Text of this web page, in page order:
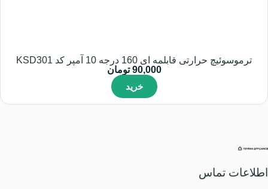
ترموسوئیچ حرارتی قابلمه ای 160 درجه 10 آمپر کد KSD301
90,000 تومان
خرید
اطلاعات تماس